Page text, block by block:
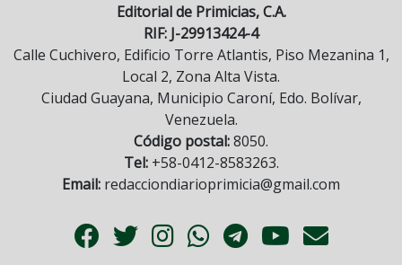
Editorial de Primicias, C.A.
RIF: J-29913424-4
Calle Cuchivero, Edificio Torre Atlantis, Piso Mezanina 1,
Local 2, Zona Alta Vista.
Ciudad Guayana, Municipio Caroní, Edo. Bolívar,
Venezuela.
Código postal:8050.
Tel:+58-0412-8583263.
Email: redacciondiarioprimicia@gmail.com